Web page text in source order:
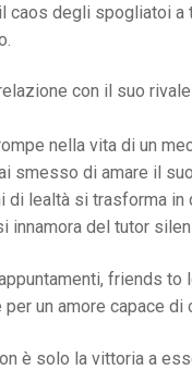
caos degli spogliatoi
con il suo
nella vita di un
smesso di amare il
di lealtà si trasforma
innamora del tutor
friends
un amore capace di
è solo la vittoria a